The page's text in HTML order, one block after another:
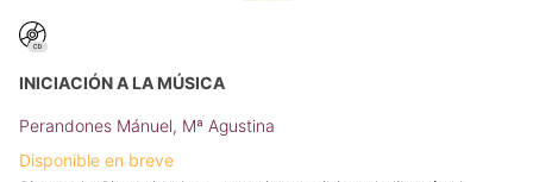
INICIACIÓN A LA MÚSICA
Perandones Mánuel, Mª Agustina
Disponible en breve